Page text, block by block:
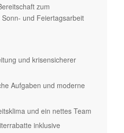
zum
und Feiertagsarbeit
und krisensicherer
Aufgaben und moderne
und ein nettes Team
inklusive